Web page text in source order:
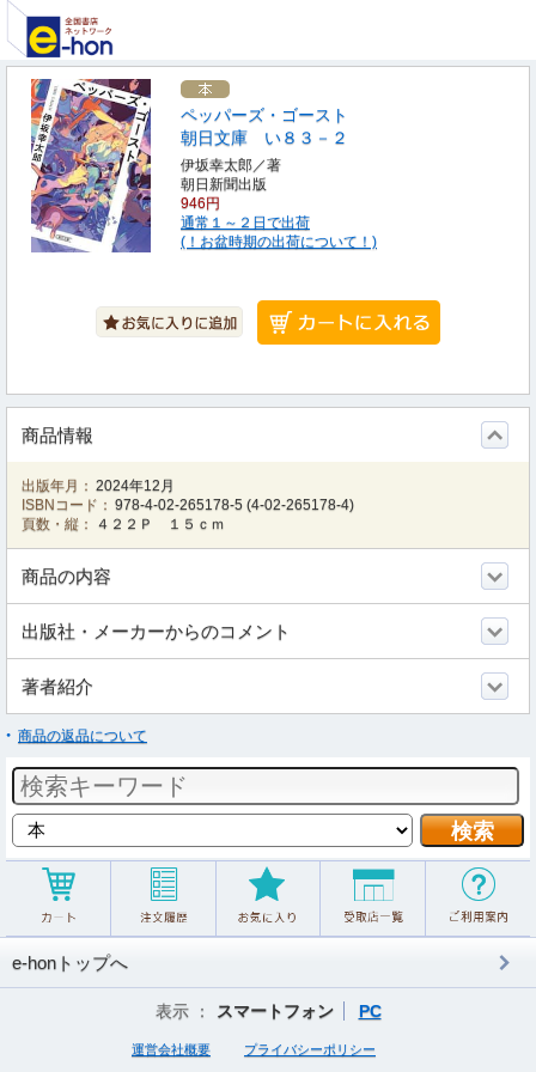
ペッパーズ・ゴースト
朝日文庫 い８３－２
伊坂幸太郎／著
朝日新聞出版
946円
通常１～２日で出荷
(！お盆時期の出荷について！)
商品情報
出版年月： 2024年12月
ISBNコード： 978-4-02-265178-5 (4-02-265178-4)
頁数・縦：
４２２Ｐ １５ｃｍ
商品の内容
出版社・メーカーからのコメント
著者紹介
商品の返品について
e-honトップへ
表示 ： スマートフォン PC
運営会社概要 プライバシーポリシー